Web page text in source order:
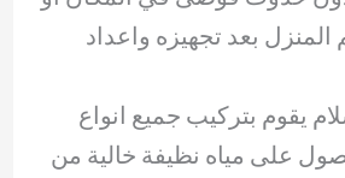
المنزل بعد تجهيزه واعداد
يقوم بتركيب جميع انواع
على مياه نظيفة خالية من